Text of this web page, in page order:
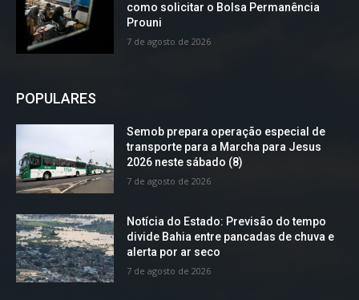
como solicitar o Bolsa Permanência
Prouni
7 de agosto de 2026
POPULARES
Semob prepara operação especial de
transporte para a Marcha para Jesus
2026 neste sábado (8)
7 de agosto de 2026
Notícia do Estado: Previsão do tempo
divide Bahia entre pancadas de chuva e
alerta por ar seco
7 de agosto de 2026